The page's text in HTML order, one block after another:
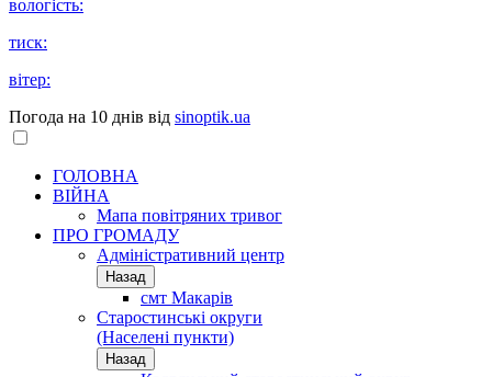
вологість:
тиск:
вітер:
Погода на 10 днів від sinoptik.ua
ГОЛОВНА
ВІЙНА
Мапа повітряних тривог
ПРО ГРОМАДУ
Aдміністративний центр
Назад
смт Макарів
Старостинські округи
(Населені пункти)
Назад